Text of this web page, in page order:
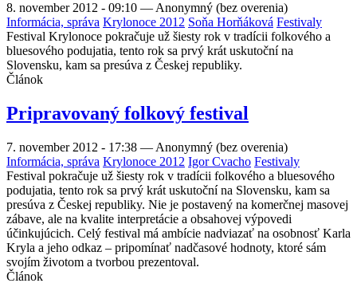
8. november 2012 - 09:10 —Anonymný (bez overenia)
Informácia, správa Krylonoce 2012 Soňa Horňáková Festivaly
Festival Krylonoce pokračuje už šiesty rok v tradícii folkového a
bluesového podujatia, tento rok sa prvý krát uskutoční na
Slovensku, kam sa presúva z Českej republiky.
Článok
Pripravovaný folkový festival
7. november 2012 - 17:38 — Anonymný (bez overenia)
Informácia, správa Krylonoce 2012 Igor Cvacho Festivaly
Festival pokračuje už šiesty rok v tradícii folkového a bluesového
podujatia, tento rok sa prvý krát uskutoční na Slovensku, kam sa
presúva z Českej republiky. Nie je postavený na komerčnej masovej
zábave, ale na kvalite interpretácie a obsahovej výpovedi
účinkujúcich. Celý festival má ambície nadviazať na osobnosť Karla
Kryla a jeho odkaz – pripomínať nadčasové hodnoty, ktoré sám
svojím životom a tvorbou prezentoval.
Článok